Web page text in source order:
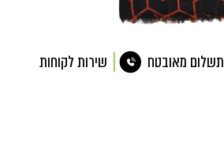
תשלום מאובטח שירות לקוחות